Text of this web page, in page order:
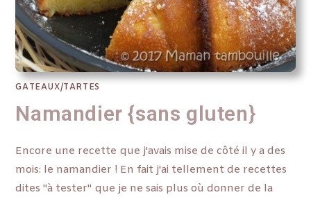
GATEAUX/TARTES
Namandier {sans gluten}
Encore une recette que j'avais mise de côté il y a des
mois: le namandier ! En fait j'ai tellement de recettes
dites "à tester" que je ne sais plus où donner de la